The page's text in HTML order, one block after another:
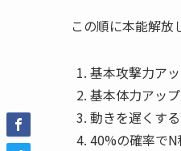
この順に本能解放
基本攻撃力ア
基本体力アップ
動きを遅くす
40%の確率で